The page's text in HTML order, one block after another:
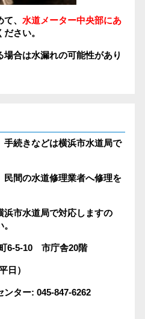
、 水道メーター中央部にあ
さい。
合は水漏れの可能性があり
続きなどは横浜市水道局で
民間の水道修理業者へ修理を
市水道局で対応しますの
6-5-10 市庁舎20階
日）
ター: 045-847-6262